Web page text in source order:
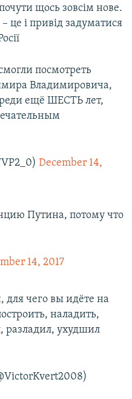
щось зовсім нове.
це і привід задуматися
посмотреть
Владимировича,
ещё ШЕСТЬ лет,
December 14,
Путина, потому что
14, 2017
чего вы идёте на
наладить,
разладил, ухудшил